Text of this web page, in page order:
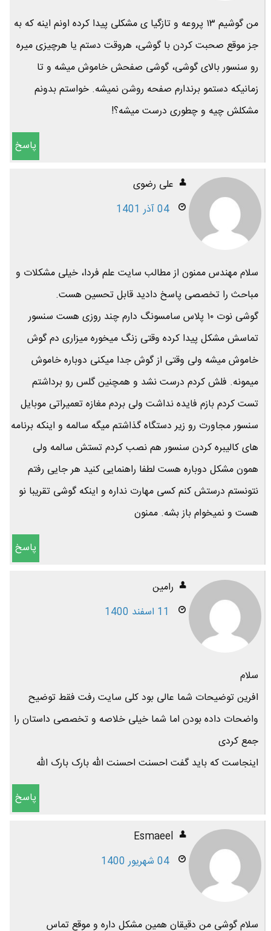
من گوشیم ۱۳ پروعه و تازگیا ی مشکلی پیدا کرده اونم اینه که به
جز موقع صحبت کردن با گوشی، هروقت دستم یا هرچیزی میره
رو سنسور بالای گوشی، گوشی صفحش خاموش میشه و تا
زمانیکه دستمو برندارم صفحه روشن نمیشه. خواستم بدونم
مشکلش چیه و چطوری درست میشه؟!
پاسخ
علی رضوی
04 آذر 1401
سلام مهندس ممنون از مطالب سایت علم فردا، خیلی مشکلات و
مباحث را تخصصی پاسخ دادید قابل تحسین هست.
گوشی نوت ۱۰ پلاس سامسونگ دارم چند روزی هست سنسور
تماسش مشکل پیدا کرده وقتی زنگ میخوره میزاری دم گوش
خاموش میشه ولی وقتی از گوش جدا میکنی دوباره خاموش
میمونه. فلش کردم درست نشد و همچنین گلس رو برداشتم
تست کردم بازم فایده نداشت ولی بردم مغازه تعمیراتی موبایل
سنسور مجاورت رو زیر دستگاه گذاشتم میگه سالمه و اینکه برنامه
های کالیبره کردن سنسور هم نصب کردم تستش سالمه ولی
همون مشکل دوباره هست لطفا راهنمایی کنید هر جایی رفتم
نتونستم درستش کنم کسی مهارت نداره و اینکه گوشی تقریبا نو
هست و نمیخوام باز بشه. ممنون
پاسخ
رامین
11 اسفند 1400
سلام
افرین توضیحات شما عالی بود کلی سایت رفت فقط توضیح
واضحات داده بودن اما شما خیلی خلاصه و تخصصی داستان را
جمع کردی
اینجاست که باید گفت احسنت احسنت الله بارک بارک الله
پاسخ
Esmaeel
04 شهریور 1400
سلام گوشی من دقیقان همین مشکل داره و موقع تماس